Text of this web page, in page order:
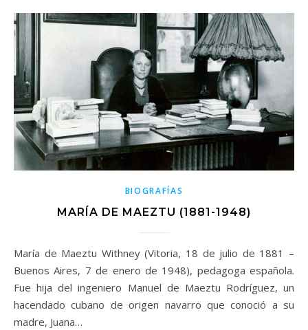
BIOGRAFÍAS
MARÍA DE MAEZTU (1881-1948)
María de Maeztu Withney (Vitoria, 18 de julio de 1881 –
Buenos Aires, 7 de enero de 1948), pedagoga española.
Fue hija del ingeniero Manuel de Maeztu Rodríguez, un
hacendado cubano de origen navarro que conoció a su
madre, Juana…